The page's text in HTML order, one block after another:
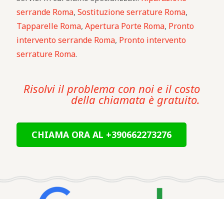
serrande Roma, Sostituzione serrature Roma,
Tapparelle Roma, Apertura Porte Roma, Pronto
intervento serrande Roma, Pronto intervento
serrature Roma.
Risolvi il problema con noi e il costo
della chiamata è gratuito.
CHIAMA ORA AL +390662273276